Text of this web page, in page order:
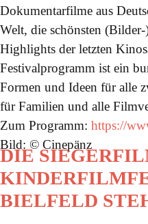
Dokumentarfilme aus
Welt, die schönsten
Highlights der letzten
Festivalprogramm ist ein
Formen und Ideen für alle
für Familien und alle
Zum Programm: https://
Bild: © Cinepänz
DIE
BIELFELD